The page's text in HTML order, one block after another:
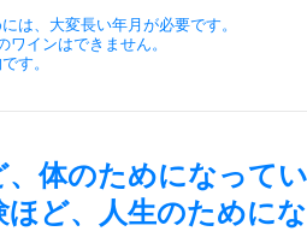
は、大変長い年月が必要です。
ワインはできません。
す。
体のためになってい
ど、人生のためにな